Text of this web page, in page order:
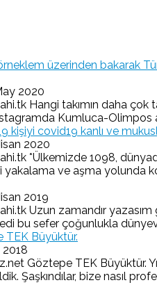
2020
Hangi takımın daha çok
Kumluca-Olimpos
2020
*Ülkemizde 1098,
yakalama ve aşma yolunda
2019
Uzun zamandır
bu sefer çoğunlukla
TEK Büyüktür.
2018
Göztepe TEK Büyüktür.
Şaşkındılar, bize nasıl